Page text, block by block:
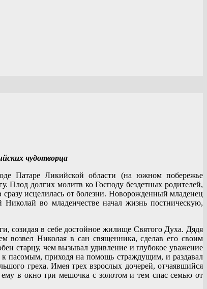
чудотворца
Патаре Ликийской области (на южном побережье
Плод долгих молитв ко Господу бездетных родителей,
исцелилась от болезни. Новорожденный младенец
во младенчестве начал жизнь постническую,
созидая в себе достойное жилище Святого Духа. Дядя
возвел Николая в сан священника, сделав его своим
старцу, чем вызывал удивление и глубокое уважение
к пасомым, приходя на помощь страждущим, и раздавал
греха. Имея трех взрослых дочерей, отчаявшийся
в окно три мешочка с золотом и тем спас семью от